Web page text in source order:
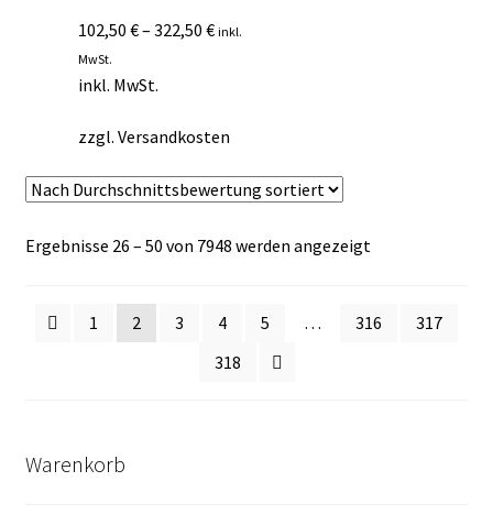
102,50 €– 322,50 € inkl.
MwSt.
inkl. MwSt.
zzgl. Versandkosten
Ergebnisse 26 – 50 von 7948 werden angezeigtNach
1
2 3 4 5 … 316
317
318
Warenkorb